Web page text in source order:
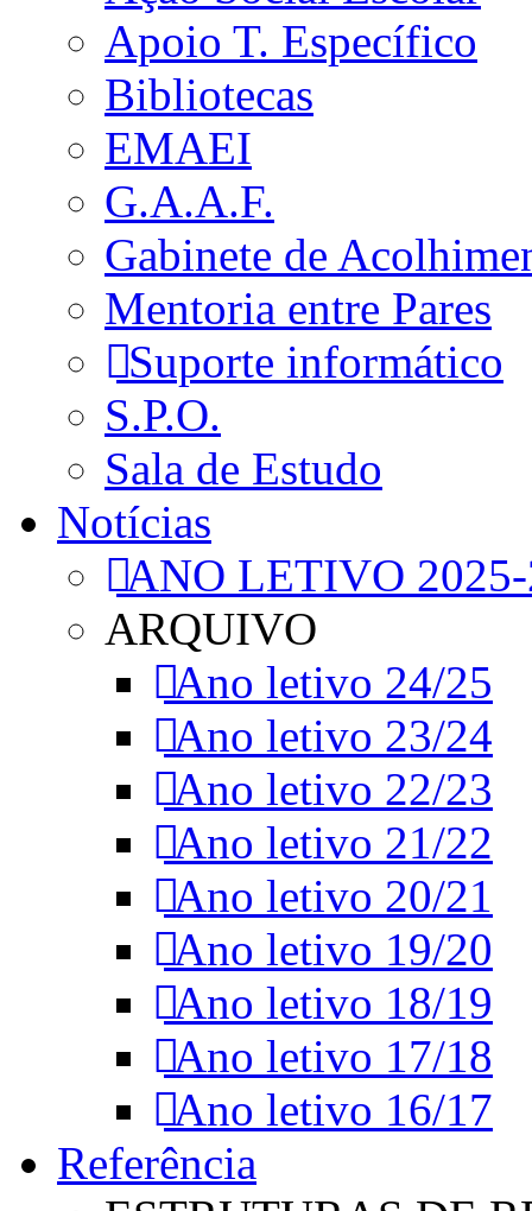
Apoio T. Específico
Bibliotecas
EMAEI
G.A.A.F.
Gabinete de
Mentoria entre Pares
Suporte informático
S.P.O.
Sala de Estudo
Notícias
ANO LETIVO
ARQUIVO
Ano letivo 24/25
Ano letivo 23/24
Ano letivo 22/23
Ano letivo 21/22
Ano letivo 20/21
Ano letivo 19/20
Ano letivo 18/19
Ano letivo 17/18
Ano letivo 16/17
Referência